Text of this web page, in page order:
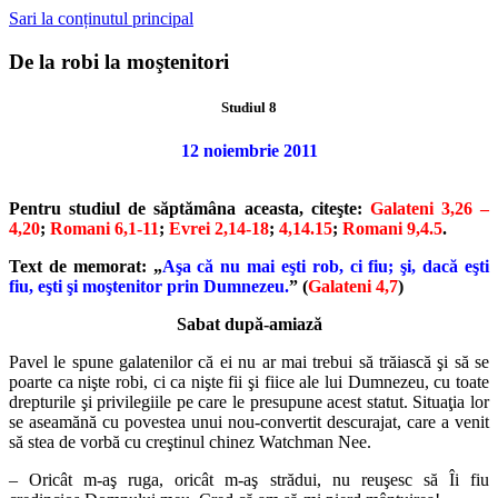
Sari la conținutul principal
De la robi la moştenitori
Studiul 8
12 noiembrie 2011
Pentru studiul de săptămâna aceasta, citeşte: Galateni 3,26 –
4,20; Romani 6,1-11; Evrei 2,14-18; 4,14.15; Romani 9,4.5.
Text de memorat: „Aşa că nu mai eşti rob, ci fiu; şi, dacă eşti
fiu, eşti şi moştenitor prin Dumnezeu.” (Galateni 4,7)
Sabat după-amiază
Pavel le spune galatenilor că ei nu ar mai trebui să trăiască şi să se
poarte ca nişte robi, ci ca nişte fii şi fiice ale lui Dumnezeu, cu toate
drepturile şi privilegiile pe care le presupune acest statut. Situaţia lor
se aseamănă cu povestea unui nou-convertit descurajat, care a venit
să stea de vorbă cu creştinul chinez Watchman Nee.
– Oricât m-aş ruga, oricât m-aş strădui, nu reuşesc să Îi fiu